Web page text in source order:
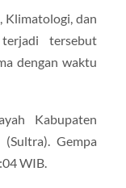
Klimatologi, dan
tersebut
dengan waktu
Kabupaten
Gempa
WIB.